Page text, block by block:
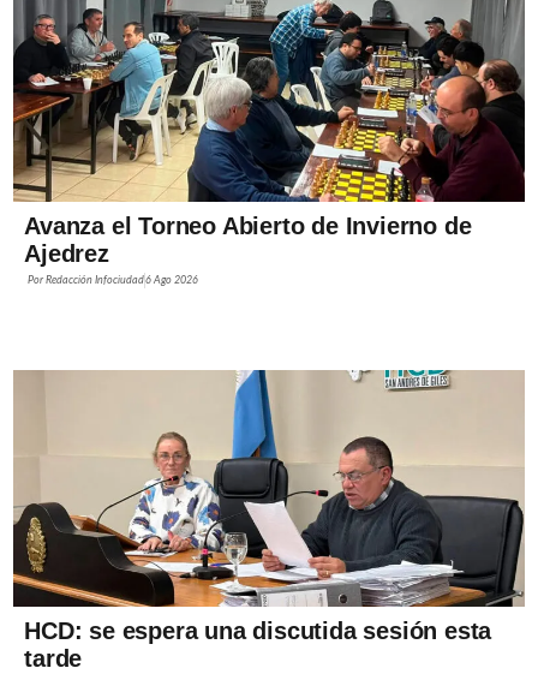
Avanza el Torneo Abierto de Invierno de
Ajedrez
PorRedacción Infociudad6 Ago 2026
HCD: se espera una discutida sesión esta
tarde